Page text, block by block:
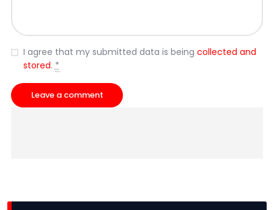
I agree that my submitted data is being collected and
stored.*